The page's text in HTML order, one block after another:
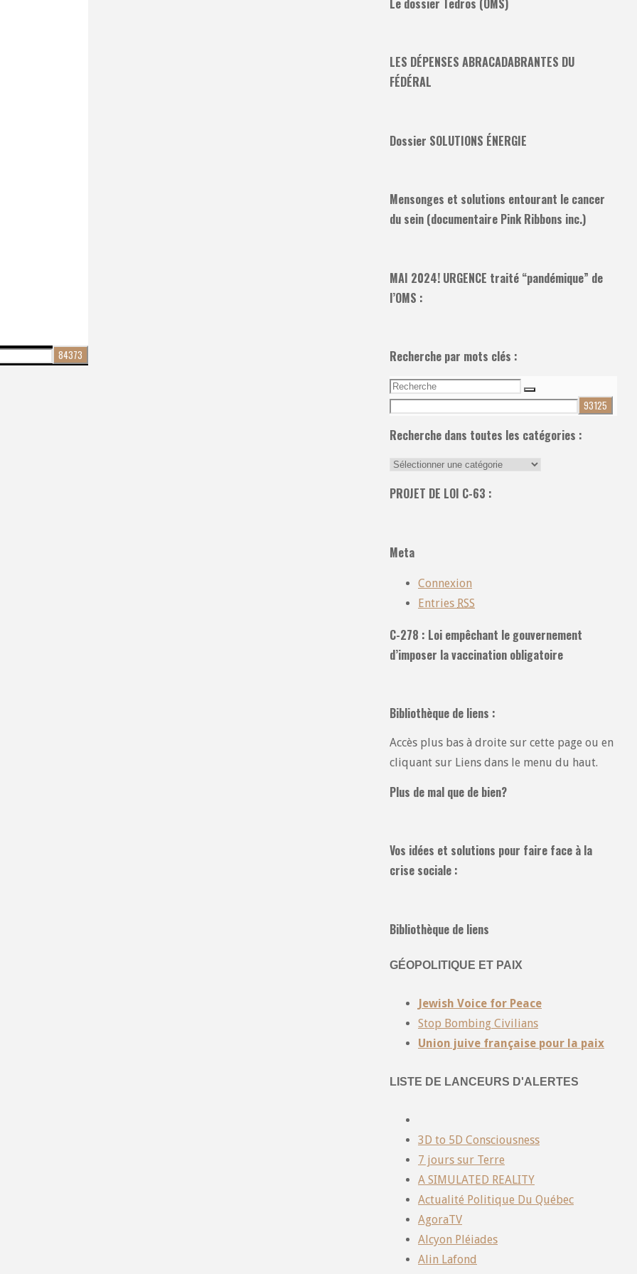
LES DÉPENSES ABRACADABRANTES DU
FÉDÉRAL
Dossier SOLUTIONS ÉNERGIE
Mensonges et solutions entourant le cancer
du sein (documentaire Pink Ribbons inc.)
MAI 2024! URGENCE traité “pandémique” de
l’OMS :
Recherche par mots clés :
Recherche
pour:
Recherche
Recherche dans toutes les catégories :
Recherche
toutes
PROJET DE LOI C-63 :
Meta
Connexion
Entries RSS
C-278 : Loi empêchant le gouvernement
d’imposer la vaccination obligatoire
Bibliothèque de liens :
Accès plus bas à droite sur cette page ou en
cliquant sur Liens dans le menu du haut.
Plus de mal que de bien?
Vos idées et solutions pour faire face à la
crise sociale :
Bibliothèque de liens
GÉOPOLITIQUE ET PAIX
Jewish Voice for Peace
Stop Bombing Civilians
Union juive française pour la paix
LISTE DE LANCEURS D'ALERTES
3D to 5D Consciousness
7 jours sur Terre
A SIMULATED REALITY
Actualité Politique Du Québec
AgoraTV
Alcyon Pléiades
Alin Lafond